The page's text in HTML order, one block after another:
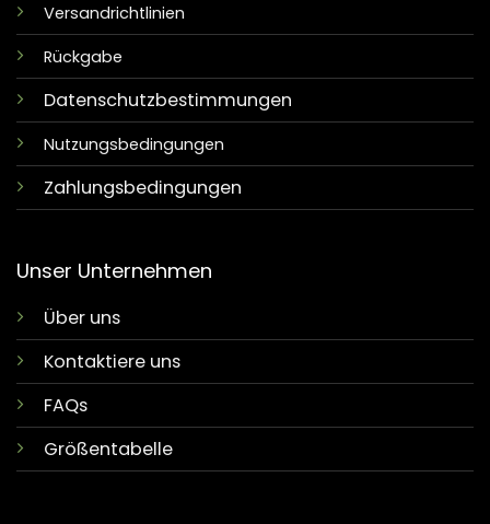
Versandrichtlinien
Rückgabe
Datenschutzbestimmungen
Nutzungsbedingungen
Zahlungsbedingungen
Unser Unternehmen
Über uns
Kontaktiere uns
FAQs
Größentabelle